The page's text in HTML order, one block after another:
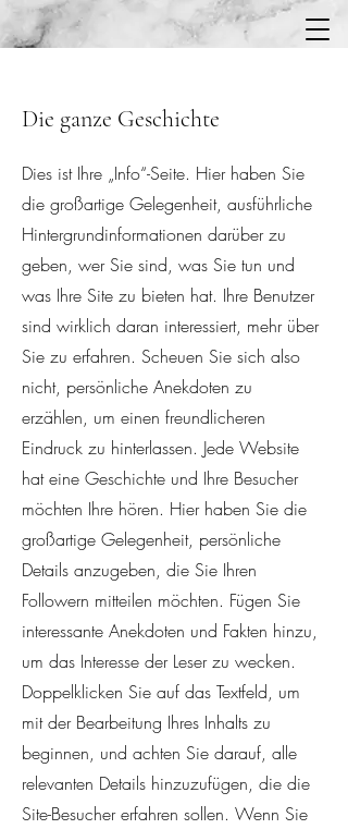
Die ganze Geschichte
Dies ist Ihre „Info“-Seite. Hier haben Sie
die großartige Gelegenheit, ausführliche
Hintergrundinformationen darüber zu
geben, wer Sie sind, was Sie tun und
was Ihre Site zu bieten hat. Ihre Benutzer
sind wirklich daran interessiert, mehr über
Sie zu erfahren. Scheuen Sie sich also
nicht, persönliche Anekdoten zu
erzählen, um einen freundlicheren
Eindruck zu hinterlassen. Jede Website
hat eine Geschichte und Ihre Besucher
möchten Ihre hören. Hier haben Sie die
großartige Gelegenheit, persönliche
Details anzugeben, die Sie Ihren
Followern mitteilen möchten. Fügen Sie
interessante Anekdoten und Fakten hinzu,
um das Interesse der Leser zu wecken.
Doppelklicken Sie auf das Textfeld, um
mit der Bearbeitung Ihres Inhalts zu
beginnen, und achten Sie darauf, alle
relevanten Details hinzuzufügen, die die
Site-Besucher erfahren sollen. Wenn Sie